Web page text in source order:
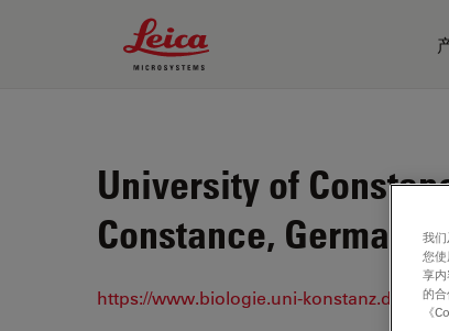
Leica Microsystems Logo
University of
Constance, Germany
https://www.biologie.uni-konstanz.de/
我
您
享
的
《